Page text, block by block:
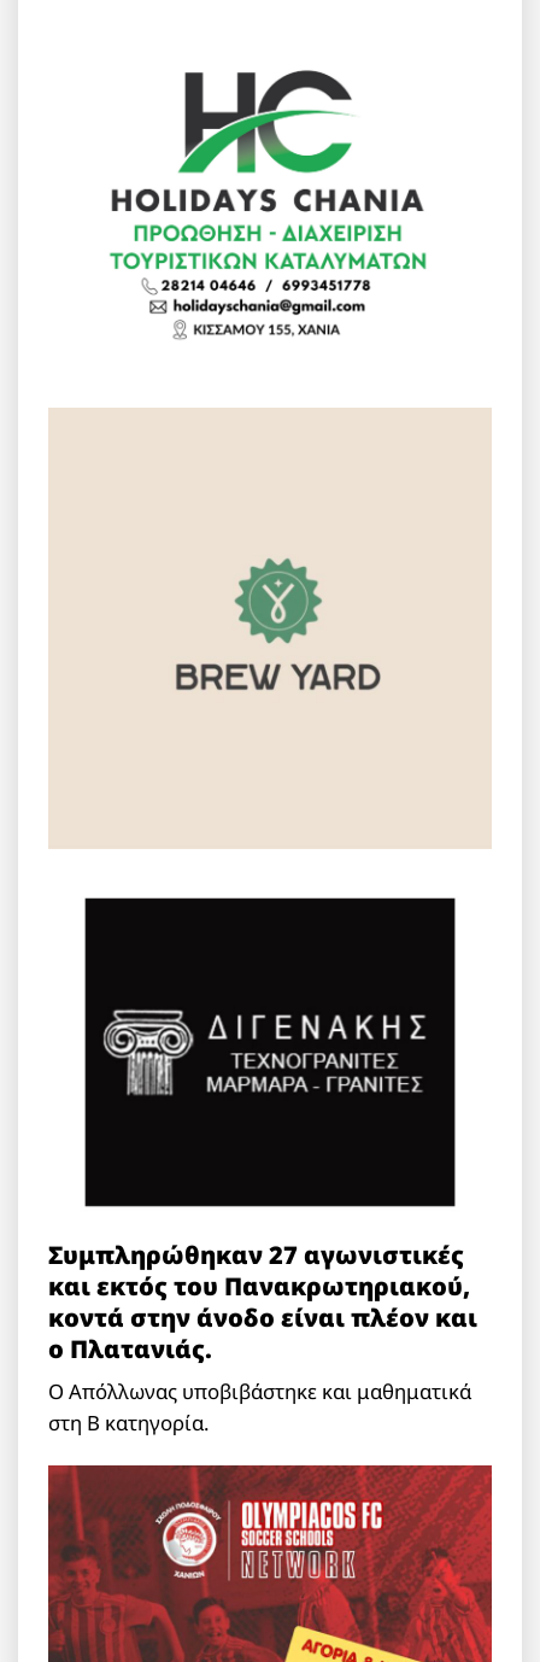
Συμπληρώθηκαν 27 αγωνιστικές
και εκτός του Πανακρωτηριακού,
κοντά στην άνοδο είναι πλέον και
ο Πλατανιάς.
Ο Απόλλωνας υποβιβάστηκε και μαθηματικά
στη Β κατηγορία.